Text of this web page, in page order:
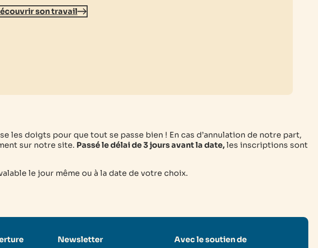
son travail
les doigts pour que tout se passe bien ! En cas d’annulation de notre part,
sur notre site. Passé le délai de 3 jours avant la date,les inscriptions sont
le jour même ou à la date de votre choix.
Newsletter Avec le soutien de